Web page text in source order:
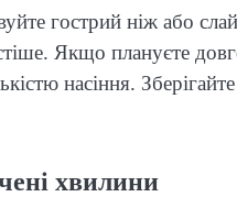
гострий ніж або
Якщо плануєте
насіння.
хвилини